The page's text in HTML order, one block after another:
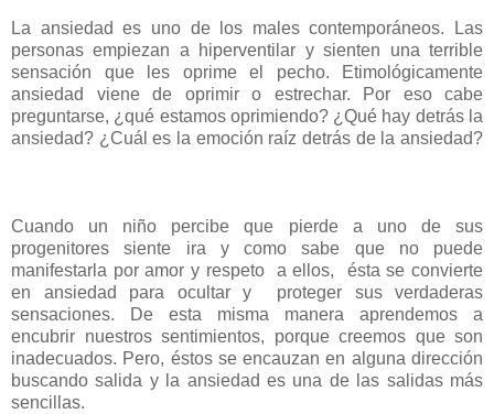
La ansiedad es uno de los males contemporáneos. Las
personas empiezan a hiperventilar y sienten una terrible
sensación que les oprime el pecho. Etimológicamente
ansiedad viene de oprimir o estrechar. Por eso cabe
preguntarse, ¿qué estamos oprimiendo? ¿Qué hay detrás la
ansiedad? ¿Cuál es la emoción raíz detrás de la ansiedad?
Cuando un niño percibe que pierde a uno de sus
progenitores siente ira y como sabe que no puede
manifestarla por amor y respeto a ellos, ésta se convierte
en ansiedad para ocultar y proteger sus verdaderas
sensaciones. De esta misma manera aprendemos a
encubrir nuestros sentimientos, porque creemos que son
inadecuados. Pero, éstos se encauzan en alguna dirección
buscando salida y la ansiedad es una de las salidas más
sencillas.